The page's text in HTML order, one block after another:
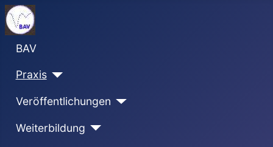
BAV
Praxis
Veröffentlichungen
Weiterbildung